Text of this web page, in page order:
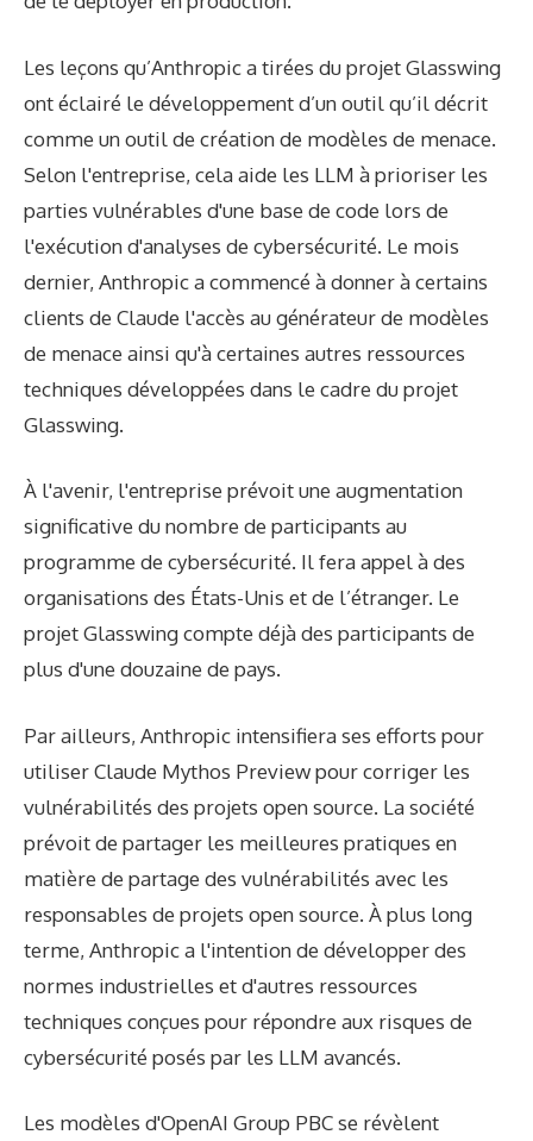
Les leçons qu’Anthropic a tirées du projet Glasswing
ont éclairé le développement d’un outil qu’il décrit
comme un outil de création de modèles de menace.
Selon l'entreprise, cela aide les LLM à prioriser les
parties vulnérables d'une base de code lors de
l'exécution d'analyses de cybersécurité. Le mois
dernier, Anthropic a commencé à donner à certains
clients de Claude l'accès au générateur de modèles
de menace ainsi qu'à certaines autres ressources
techniques développées dans le cadre du projet
Glasswing.
À l'avenir, l'entreprise prévoit une augmentation
significative du nombre de participants au
programme de cybersécurité. Il fera appel à des
organisations des États-Unis et de l’étranger. Le
projet Glasswing compte déjà des participants de
plus d'une douzaine de pays.
Par ailleurs, Anthropic intensifiera ses efforts pour
utiliser Claude Mythos Preview pour corriger les
vulnérabilités des projets open source. La société
prévoit de partager les meilleures pratiques en
matière de partage des vulnérabilités avec les
responsables de projets open source. À plus long
terme, Anthropic a l'intention de développer des
normes industrielles et d'autres ressources
techniques conçues pour répondre aux risques de
cybersécurité posés par les LLM avancés.
Les modèles d'OpenAI Group PBC se révèlent